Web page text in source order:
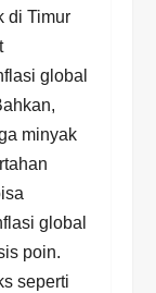
di Timur
global
minyak
global
poin.
seperti